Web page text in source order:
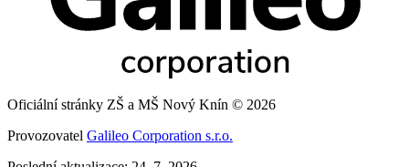
Oficiální stránky ZŠ a MŠ Nový Knín © 2026
Provozovatel Galileo Corporation s.r.o.